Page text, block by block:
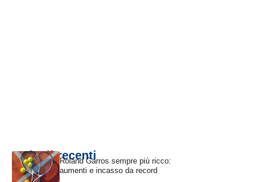
Articoli recentiRoland Garros sempre più ricco:
aumenti e incasso da record